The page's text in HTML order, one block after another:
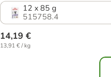
12 x 85 g
515758.4
14,19 €
13,91 € / kg